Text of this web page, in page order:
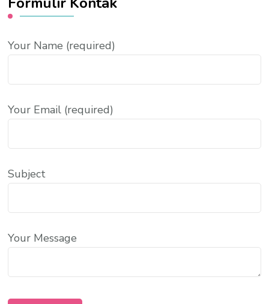
Your Name (required)
Your Email (required)
Subject
Your Message